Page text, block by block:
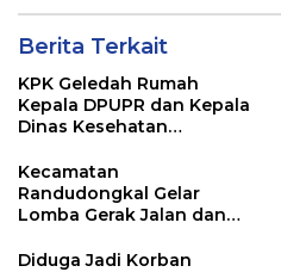
Berita Terkait
KPK Geledah Rumah
Kepala DPUPR dan Kepala
Dinas Kesehatan
Kecamatan
Randudongkal Gelar
Lomba Gerak Jalan dan
HUT RI ke-81
Diduga Jadi Korban